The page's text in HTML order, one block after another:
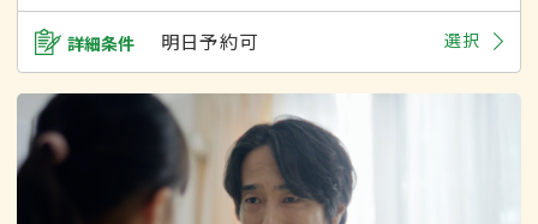
詳細条件 明日予約可 選択